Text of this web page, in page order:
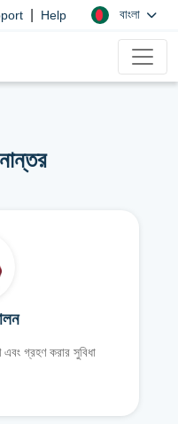
Help বাংলা
গ্রহণ করার সুবিধা